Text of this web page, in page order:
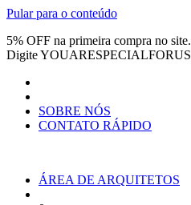
Pular para o conteúdo
5% OFF na primeira compra no site.
DigiteYOUARESPECIALFORUS
SOBRE NÓS
CONTATO RÁPIDO
ÁREA DE ARQUITETOS